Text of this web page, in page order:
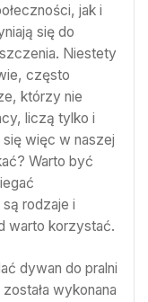
jak i
się do
Niestety
często
którzy nie
liczą tylko i
więc w naszej
Warto być
rodzaje i
warto korzystać.
dywan do pralni
wykonana